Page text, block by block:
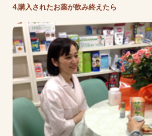
4.購入されたお薬が飲み終えたら